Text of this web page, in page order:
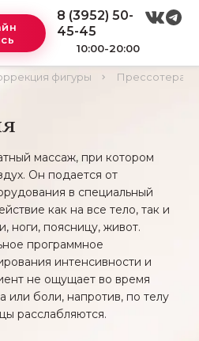
8 (3952) 50-
45-45
10:00-20:00
фигуры
массаж, при котором
Он подается от
в специальный
как на все тело, так и
ноги, поясницу, живот.
программное
интенсивности и
не ощущает во время
боли, напротив, по телу
расслабляются.